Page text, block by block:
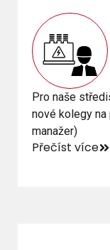
Pro naše
nové kolegy
manažer)
Přečíst více
Pro naše
nové kolegy
manažer)
Přečíst více